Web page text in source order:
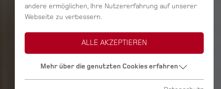
andere ermöglichen, Ihre Nutzererfahrung auf unserer
Webseite zu verbessern.
ALLE AKZEPTIEREN
Mehr über die genutzten Cookies erfahren